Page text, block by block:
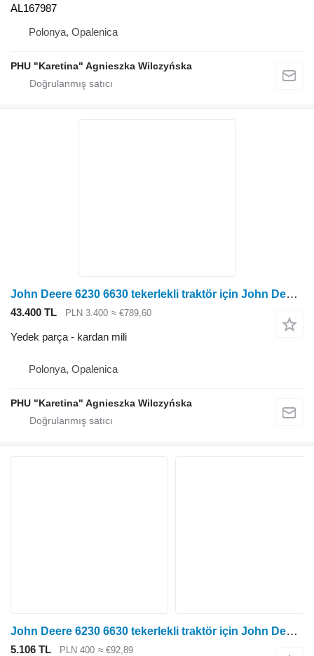
AL167987
Polonya, Opalenica
PHU "Karetina" Agnieszka Wilczyńska
John Deere 6230 6630 tekerlekli traktör için John Deere 6230 6630 Ön Aks Tahrik Mili L113277 kardan mili
43.400 TL PLN 3.400 ≈ €789,60
Yedek parça - kardan mili
Polonya, Opalenica
PHU "Karetina" Agnieszka Wilczyńska
John Deere 6230 6630 tekerlekli traktör için John Deere 6230 6630 Fan Kasnağı R128660 kasnak
5.106 TL PLN 400 ≈ €92,89